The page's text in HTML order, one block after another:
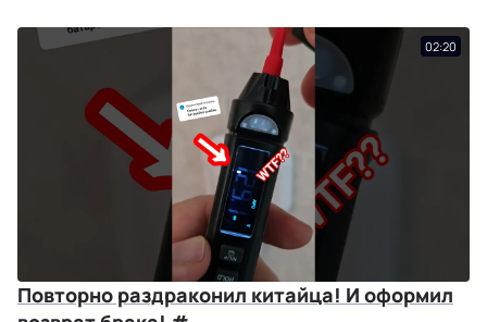
02:20
Повторно раздраконил китайца! И оформил